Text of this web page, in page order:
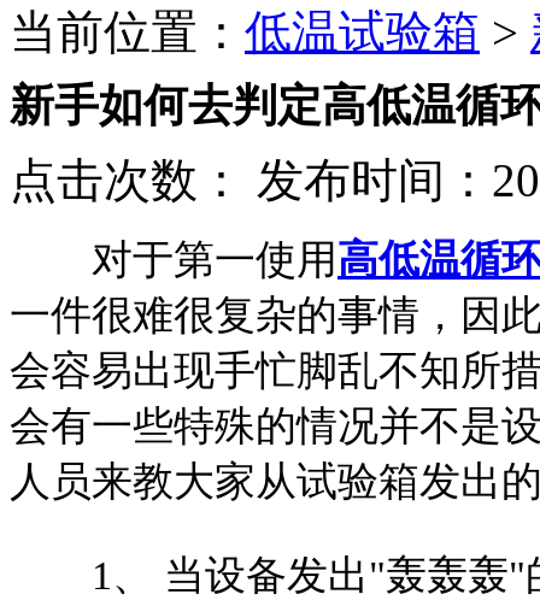
当前位置： 低温试验箱 >
新手如何去判定高低温循
点击次数： 发布时间：
对于第一使用高低温循
一件很难很复杂的事情，因
会容易出现手忙脚乱不知所
会有一些特殊的情况并不是
人员来教大家从试验箱发出
1、 当设备发出"轰轰轰"